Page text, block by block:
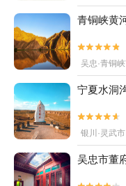
青铜峡黄


吴忠·青铜
宁夏水洞


银川·灵武市
吴忠市董